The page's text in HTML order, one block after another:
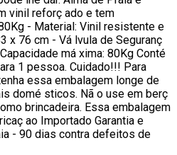
vinil reforç ado e tem
- Material: Vinil resistente e
x 76 cm - Vá lvula de Seguranç
má xima: 80Kg Conté
1 pessoa. Cuidado!!! Para
essa embalagem longe de
domé sticos. Nã o use em berç
brincadeira. Essa embalagem
ao Importado Garantia e
- 90 dias contra defeitos de